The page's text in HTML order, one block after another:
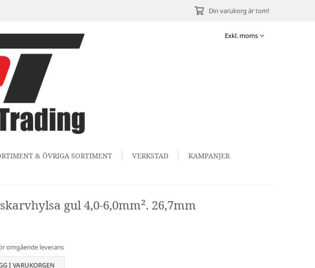
Din varukorg är tom!
& ÖVRIGA SORTIMENT VERKSTAD KAMPANJER
gul 4,0-6,0mm². 26,7mm
omgående leverans
I VARUKORGEN